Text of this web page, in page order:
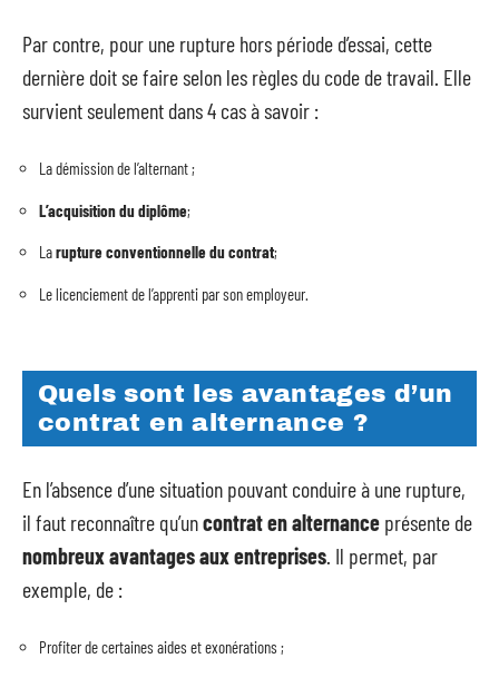
Par contre, pour une rupture hors période d’essai, cette
dernière doit se faire selon les règles du code de travail. Elle
survient seulement dans 4 cas à savoir :
La démission de l’alternant ;
L’acquisition du diplôme;
Larupture conventionnelle du contrat;
Le licenciement de l’apprenti par son employeur.
Quels sont les avantages d’un
contrat en alternance ?
En l’absence d’une situation pouvant conduire à une rupture,
il faut reconnaître qu’uncontrat en alternance présente de
nombreux avantages aux entreprises. Il permet, par
exemple, de :
Profiter de certaines aides et exonérations ;